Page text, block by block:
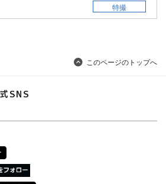
特撮
このページのトップへ